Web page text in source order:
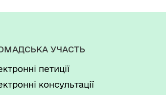
укриття вУЧАСТЬ
петиції
консультації